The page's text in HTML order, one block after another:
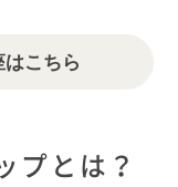
こちら
プとは？